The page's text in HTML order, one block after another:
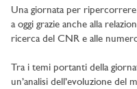
Una giornata per
a oggi grazie anche alla
ricerca del CNR e alle
Tra i temi portanti della
un’analisi dell’evoluzione